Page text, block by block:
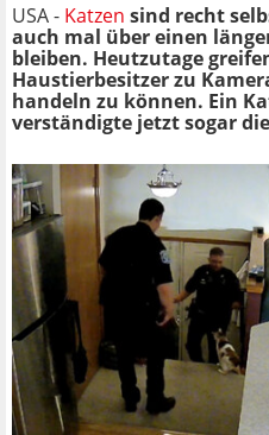
USA - Katzen sind recht
auch mal über einen
bleiben. Heutzutage
Haustierbesitzer zu
handeln zu können. Ein
verständigte jetzt sogar